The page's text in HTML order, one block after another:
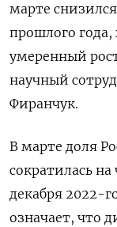
марте
прошлого года,
умеренный
научный
Фиранчук.
В марте доля
сократилась
декабря 2022-
означает, что